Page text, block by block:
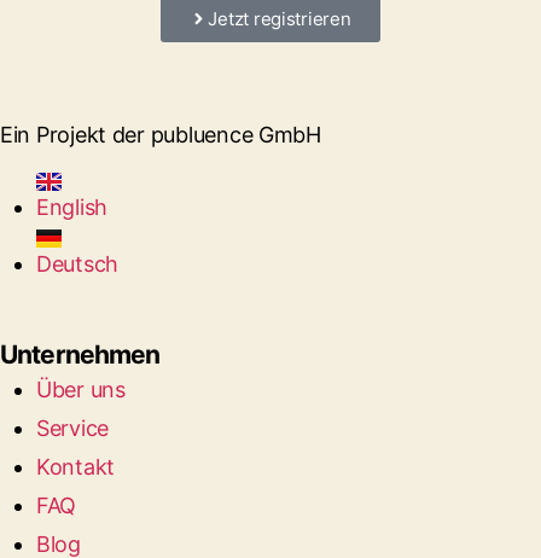
Jetzt registrieren
Ein Projekt der publuence GmbH
English
Deutsch
Unternehmen
Über uns
Service
Kontakt
FAQ
Blog